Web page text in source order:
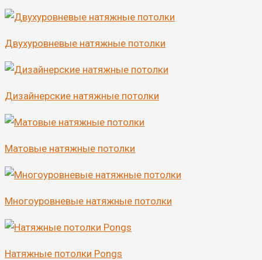
Двухуровневые натяжные потолки
Дизайнерские натяжные потолки
Матовые натяжные потолки
Многоуровневые натяжные потолки
Натяжные потолки Pongs